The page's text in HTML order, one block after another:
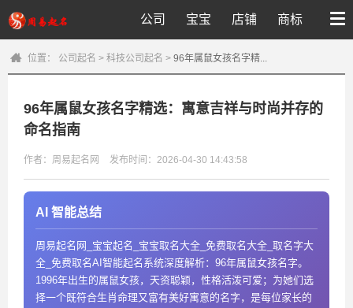
公司 宝宝 店铺 商标
位置： 公司起名 > 科技公司起名 > 96年属鼠女孩名字精...
96年属鼠女孩名字精选：寓意吉祥与时尚并存的
命名指南
作者：周易起名网 发布时间：2026-04-30 14:43:58
AI 智能总结
周易起名网_宝宝起名_宝宝取名大全_免费取名大全_取名字大
全_免费取名AI智能起名系统深度解析：96年属鼠女孩名字。
1996年出生的属鼠女孩，天资聪颖，性格活泼可爱；为她们选
择一个既符合生肖命理又富有美好寓意的名字，是每位家长的